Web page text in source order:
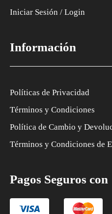
Iniciar Sesión / Login
Información
Políticas de Privacidad
Términos y Condiciones
Política de Cambio y
Términos y Condiciones de
Pagos Seguros con